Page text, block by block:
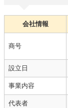
会社情報
商号
設立日
事業内容
代表者